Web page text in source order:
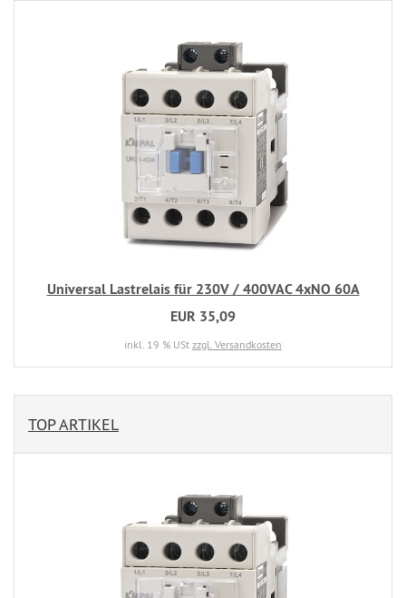
Universal Lastrelais für 230V / 400VAC 4xNO 60A
EUR 35,09
inkl. 19 % USt zzgl. Versandkosten
TOP ARTIKEL